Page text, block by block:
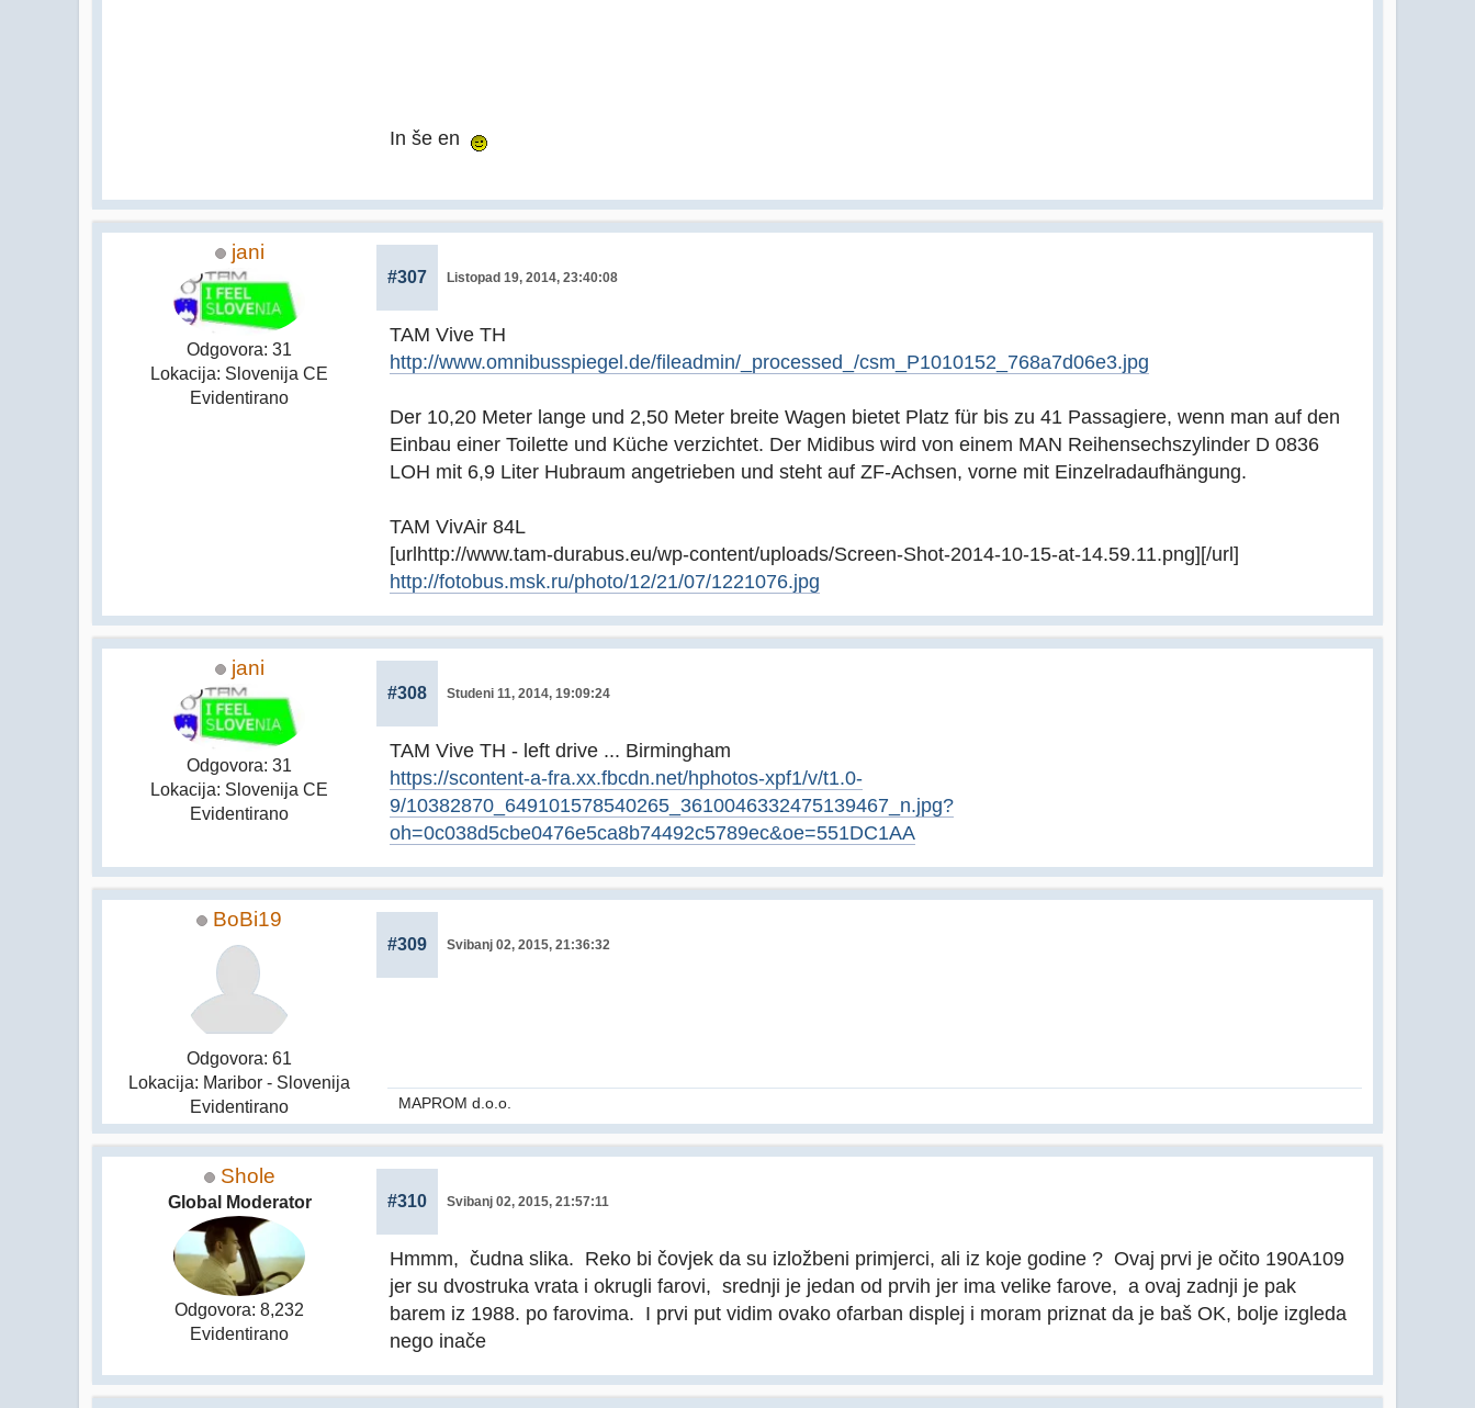
In še en
jani
Odgovora: 31
Lokacija: Slovenija CE
Evidentirano
#307 Listopad 19, 2014, 23:40:08
TAM Vive TH
http://www.omnibusspiegel.de/fileadmin/_processed_/csm_P1010152_768a7d06e3.jpg
Der 10,20 Meter lange und 2,50 Meter breite Wagen bietet Platz für bis zu 41 Passagiere, wenn man auf den
Einbau einer Toilette und Küche verzichtet. Der Midibus wird von einem MAN Reihensechszylinder D 0836
LOH mit 6,9 Liter Hubraum angetrieben und steht auf ZF-Achsen, vorne mit Einzelradaufhängung.
TAM VivAir 84L
[urlhttp://www.tam-durabus.eu/wp-content/uploads/Screen-Shot-2014-10-15-at-14.59.11.png][/url]
http://fotobus.msk.ru/photo/12/21/07/1221076.jpg
jani
Odgovora: 31
Lokacija: Slovenija CE
Evidentirano
#308 Studeni 11, 2014, 19:09:24
TAM Vive TH - left drive ... Birmingham
https://scontent-a-fra.xx.fbcdn.net/hphotos-xpf1/v/t1.0-
9/10382870_649101578540265_3610046332475139467_n.jpg?
oh=0c038d5cbe0476e5ca8b74492c5789ec&oe=551DC1AA
BoBi19
Odgovora: 61
Lokacija: Maribor - Slovenija
Evidentirano
#309 Svibanj 02, 2015, 21:36:32
MAPROM d.o.o.
Shole
Global Moderator
Odgovora: 8,232
Evidentirano
#310 Svibanj 02, 2015, 21:57:11
Hmmm, čudna slika. Reko bi čovjek da su izložbeni primjerci, ali iz koje godine ? Ovaj prvi je očito 190A109
jer su dvostruka vrata i okrugli farovi, srednji je jedan od prvih jer ima velike farove, a ovaj zadnji je pak
barem iz 1988. po farovima. I prvi put vidim ovako ofarban displej i moram priznat da je baš OK, bolje izgleda
nego inače